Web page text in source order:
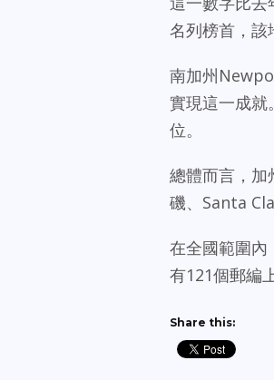
名列榜首，該
南加州
實現這一成
位。
總體而言，加
磯、Santa
在全國範圍內
有121個郵編
Share this: